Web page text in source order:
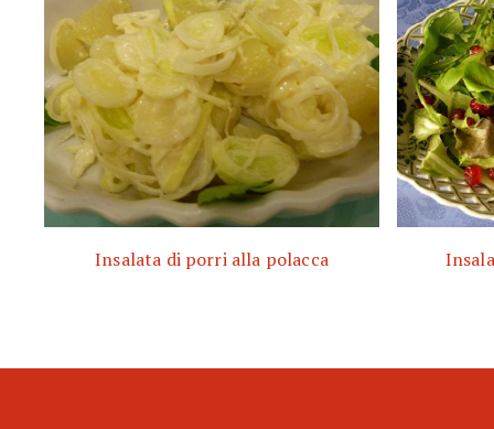
Insalata di porri alla polacca